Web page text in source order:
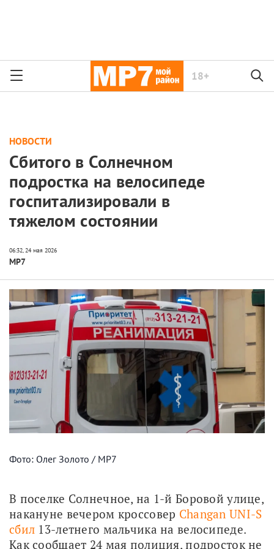
18+
НОВОСТИ
Сбитого в Солнечном
подростка на велосипеде
госпитализировали в
тяжелом состоянии
МР7
Фото: Олег Золото / МР7
В поселке Солнечное, на 1-й Боровой улице,
накануне вечером кроссовер Changan UNI-S
сбил 13-летнего мальчика на велосипеде.
Как сообщает 24 мая полиция, подросток не